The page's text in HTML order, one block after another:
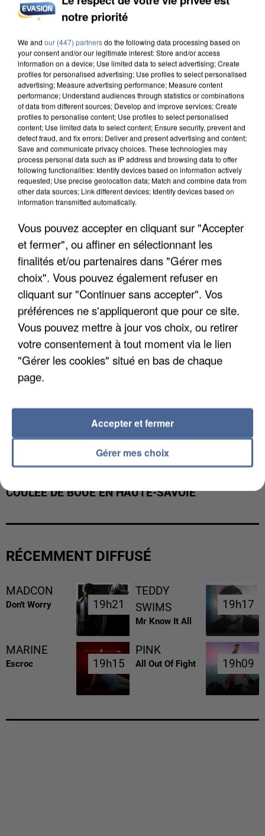
L’UN DES FONDATEURS SUPPOSÉS DE LA DZ
MAFIA INTERPELLÉ EN ALGÉRIE
UN SECOND CADRE DE LA DZ MAFIA
INTERPELLÉ EN ALGÉRIE
COULÉE DE BOUE EN HAUTE-SAVOIE
RÉCEMMENT DIFFUSÉ
MADCON
Don't Worry 19h21
19h21
TEDDY
SWIMS
Mr Know It All
19h17
19h17
MARINE
Escroc 19h15
19h15
PINK
All Out Of Fight 19h09
19h09
notre priorité
We and our (447) partnersdo the following data processing based on
your consent and/or our legitimate interest: Store and/or access
information on a device; Use limited data to select advertising; Create
profiles for personalised advertising; Use profiles to select personalised
advertising; Measure advertising performance; Measure content
performance; Understand audiences through statistics or combinations
of data from different sources; Develop and improve services; Create
profiles to personalise content; Use profiles to select personalised
content; Use limited data to select content; Ensure security, prevent and
detect fraud, and fix errors; Deliver and present advertising and content;
Save and communicate privacy choices. These technologies may
process personal data such as IP address and browsing data to offer
following functionalities: Identify devices based on information actively
requested; Use precise geolocation data; Match and combine data from
other data sources; Link different devices; Identify devices based on
information transmitted automatically.
Vous pouvez accepter en cliquant sur "Accepter
et fermer", ou affiner en sélectionnant les
finalités et/ou partenaires dans "Gérer mes
choix". Vous pouvez également refuser en
cliquant sur "Continuer sans accepter". Vos
préférences ne s'appliqueront que pour ce site.
Vous pouvez mettre à jour vos choix, ou retirer
votre consentement à tout moment via le lien
"Gérer les cookies" situé en bas de chaque
page.
Gérer mes choix
Accepter et fermer